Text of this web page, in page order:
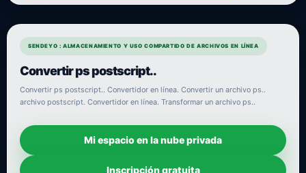
SENDEYO : ALMACENAMIENTO Y USO COMPARTIDO DE ARCHIVOS EN LÍNEA
Convertir ps postscript..
Convertir ps postscript.. Convertidor en línea. Convertir un archivo ps..
archivo postscript. Convertidor en línea. Transformar un archivo ps..
Mi espacio en la nube privada
Inscripción gratuita